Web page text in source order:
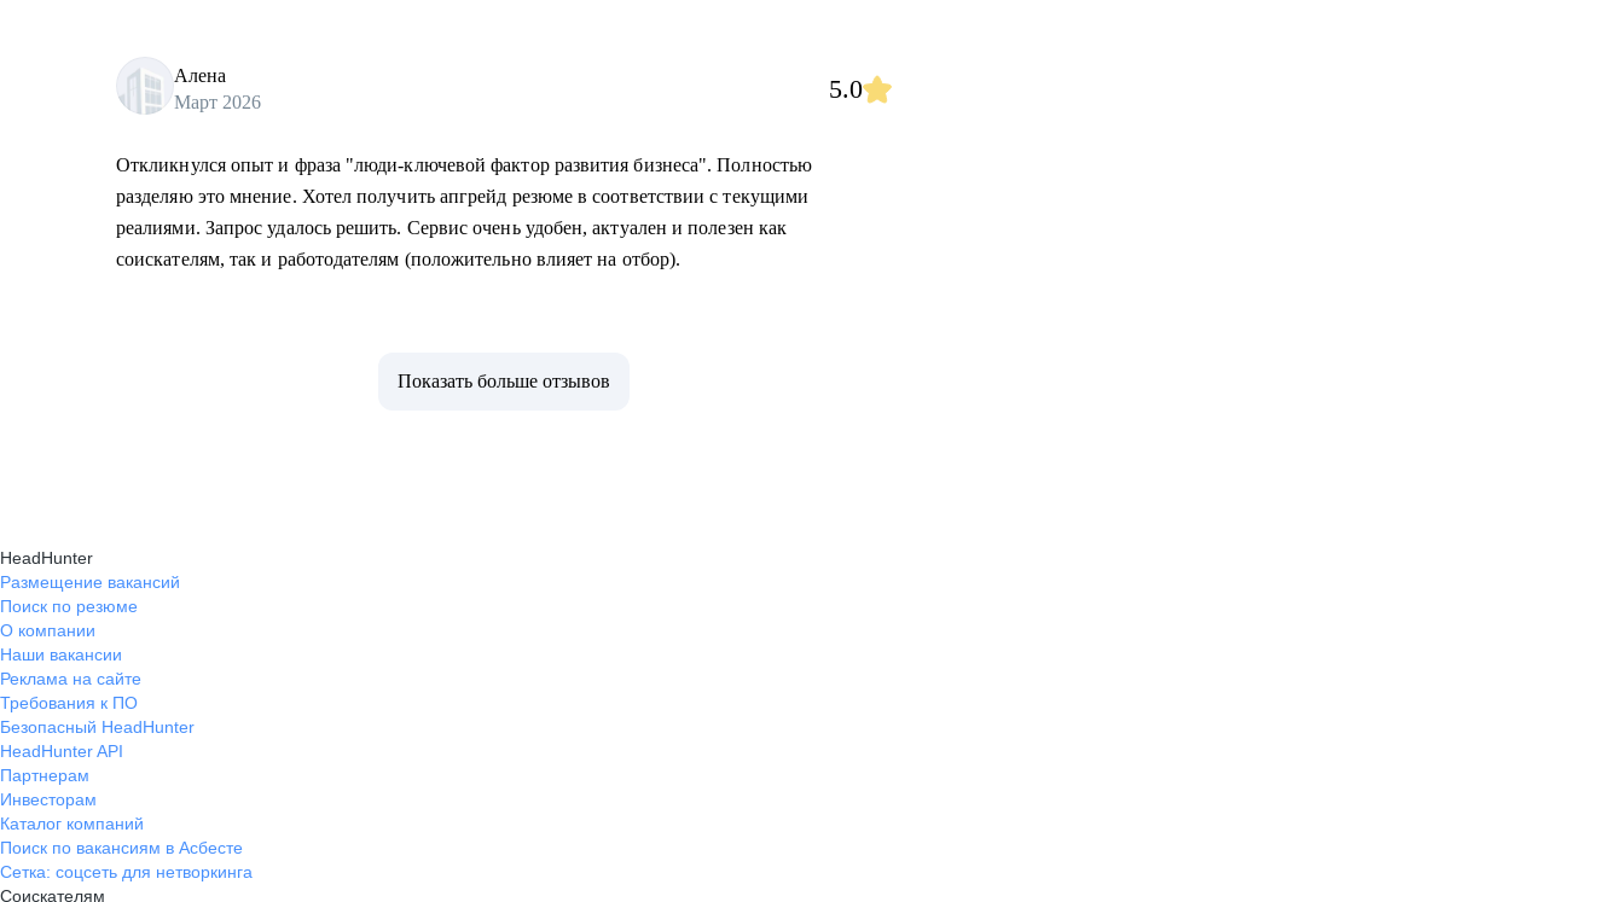
Алена
Март 2026
5.0
Откликнулся опыт и фраза "люди-ключевой фактор развития бизнеса". Полностью
разделяю это мнение. Хотел получить апгрейд резюме в соответствии с текущими
реалиями. Запрос удалось решить. Сервис очень удобен, актуален и полезен как
соискателям, так и работодателям (положительно влияет на отбор).
Показать больше отзывов
HeadHunter
Размещение вакансий
Поиск по резюме
О компании
Наши вакансии
Реклама на сайте
Требования к ПО
Безопасный HeadHunter
HeadHunter API
Партнерам
Инвесторам
Каталог компаний
Поиск по вакансиям в Асбесте
Сетка: соцсеть для нетворкинга
Соискателям